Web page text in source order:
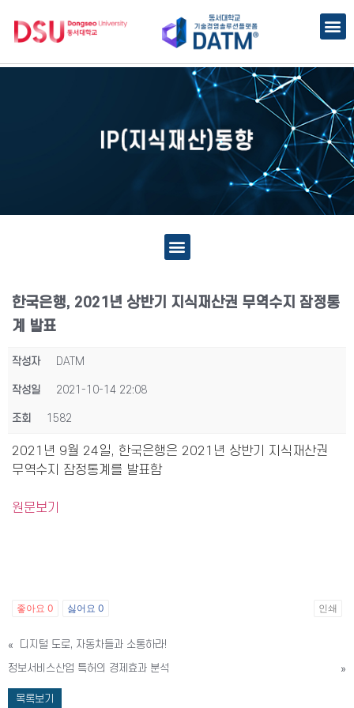
한국은행, 2021년 상반기 지식재산권 무역수지 잠정통
계 발표
작성자 DATM
작성일 2021-10-14 22:08
조회 1582
2021년 9월 24일, 한국은행은 2021년 상반기 지식재산권
무역수지 잠정통계를 발표함
원문보기
좋아요 0 싫어요 0 인쇄
«
디지털 도로, 자동차들과 소통하라!
정보서비스산업 특허의 경제효과 분석
»
목록보기